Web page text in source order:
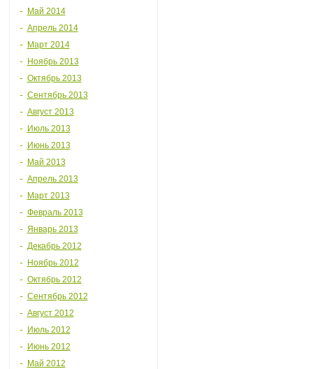
Май 2014
Апрель 2014
Март 2014
Ноябрь 2013
Октябрь 2013
Сентябрь 2013
Август 2013
Июль 2013
Июнь 2013
Май 2013
Апрель 2013
Март 2013
Февраль 2013
Январь 2013
Декабрь 2012
Ноябрь 2012
Октябрь 2012
Сентябрь 2012
Август 2012
Июль 2012
Июнь 2012
Май 2012